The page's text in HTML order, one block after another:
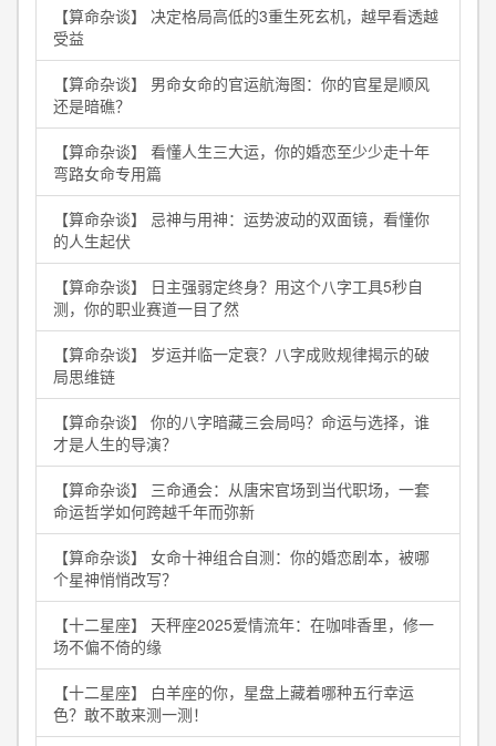
【算命杂谈】 决定格局高低的3重生死玄机，越早看透越
受益
【算命杂谈】 男命女命的官运航海图：你的官星是顺风
还是暗礁？
【算命杂谈】 看懂人生三大运，你的婚恋至少少走十年
弯路女命专用篇
【算命杂谈】 忌神与用神：运势波动的双面镜，看懂你
的人生起伏
【算命杂谈】 日主强弱定终身？用这个八字工具5秒自
测，你的职业赛道一目了然
【算命杂谈】 岁运并临一定衰？八字成败规律揭示的破
局思维链
【算命杂谈】 你的八字暗藏三会局吗？命运与选择，谁
才是人生的导演？
【算命杂谈】 三命通会：从唐宋官场到当代职场，一套
命运哲学如何跨越千年而弥新
【算命杂谈】 女命十神组合自测：你的婚恋剧本，被哪
个星神悄悄改写？
【十二星座】 天秤座2025爱情流年：在咖啡香里，修一
场不偏不倚的缘
【十二星座】 白羊座的你，星盘上藏着哪种五行幸运
色？敢不敢来测一测！